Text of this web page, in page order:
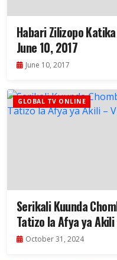
Habari Zilizopo
June 10, 2017
June 10, 2017
GLOBAL TV ONLINE
Serikali Kuunda
Tatizo la Afya ya
October 31, 2024